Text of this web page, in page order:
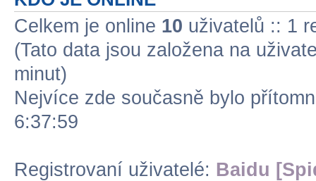
Celkem je online 10 uživatelů :: 1
(Tato data jsou založena na
minut)
Nejvíce zde současně bylo
6:37:59
Registrovaní uživatelé: Baidu